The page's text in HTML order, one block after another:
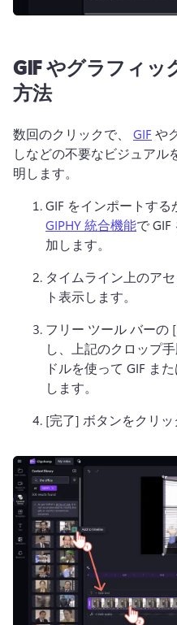
GIF やグラフィッ
方法
数回のクリックで、 GIF や
しなどの不要なビジュアル
明します。
GIF をインポートす
GIPHY 統合機能で
加します。
タイムライン上のア
ト表示します。
フリー ツール バーの
し、上記のクロップ
ドルを使って GIF ま
します。
[完了] ボタンをクリッ